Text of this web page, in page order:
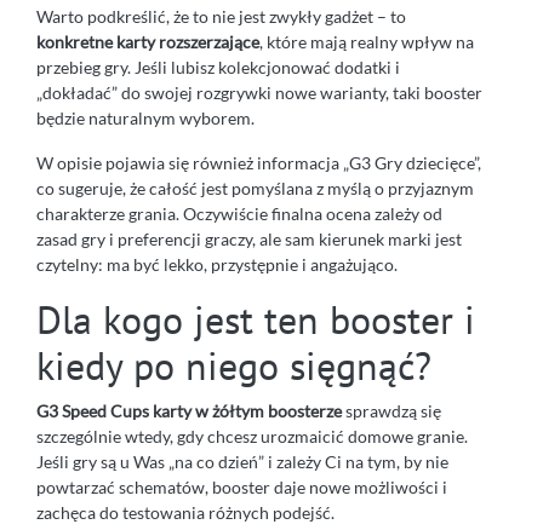
Warto podkreślić, że to nie jest zwykły gadżet – to
konkretne karty rozszerzające, które mają realny wpływ na
przebieg gry. Jeśli lubisz kolekcjonować dodatki i
„dokładać” do swojej rozgrywki nowe warianty, taki booster
będzie naturalnym wyborem.
W opisie pojawia się również informacja „G3 Gry dziecięce”,
co sugeruje, że całość jest pomyślana z myślą o przyjaznym
charakterze grania. Oczywiście finalna ocena zależy od
zasad gry i preferencji graczy, ale sam kierunek marki jest
czytelny: ma być lekko, przystępnie i angażująco.
Dla kogo jest ten booster i
kiedy po niego sięgnąć?
G3 Speed Cups karty w żółtym boosterzesprawdzą się
szczególnie wtedy, gdy chcesz urozmaicić domowe granie.
Jeśli gry są u Was „na co dzień” i zależy Ci na tym, by nie
powtarzać schematów, booster daje nowe możliwości i
zachęca do testowania różnych podejść.